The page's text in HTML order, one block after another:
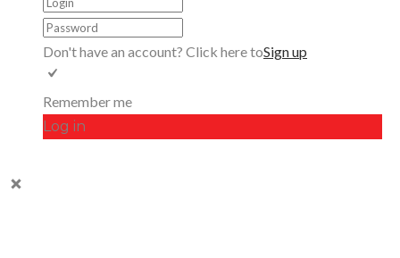
Don't have an account? Click here toSign up
Remember me
Log in